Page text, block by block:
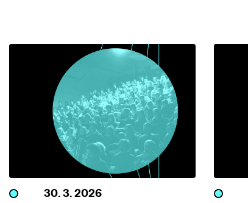
30. 3. 2026